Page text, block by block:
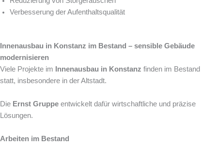
Verbesserung der Aufenthaltsqualität
Innenausbau in Konstanz im Bestand – sensible Gebäude
modernisieren
Viele Projekte im
Innenausbau in Konstanz finden im Bestand
statt, insbesondere in der Altstadt.
Die Ernst Gruppe entwickelt dafür wirtschaftliche und präzise
Lösungen.
Arbeiten im Bestand